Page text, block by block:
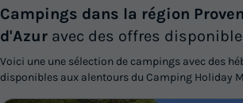
Campings dans la région
d'Azur avec des offres
Voici une une sélection de campings avec des
disponibles aux alentours du Camping Holiday